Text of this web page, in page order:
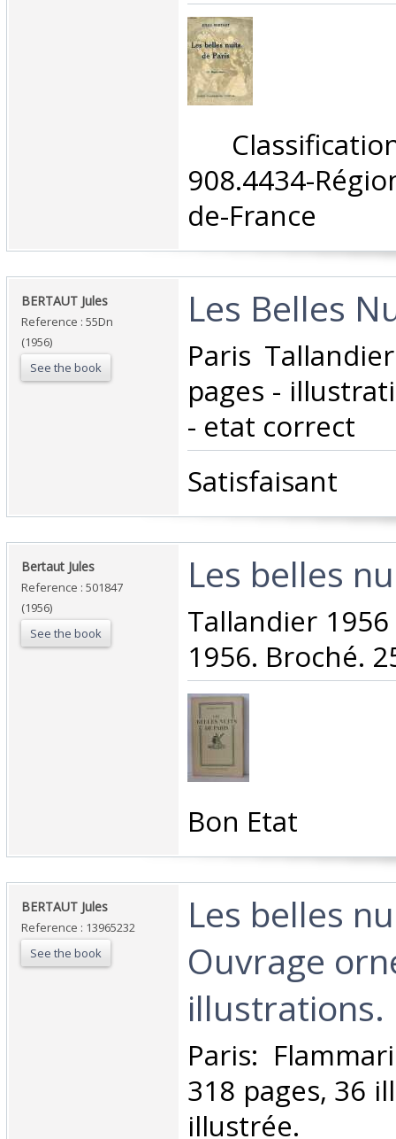
908.4434-
de-France‎
‎BERTAUT Jules‎
Reference : 55Dn
(1956)
See the book
‎Les Belles
‎Paris
pages -
- etat correct‎
‎Satisfaisant ‎
‎Bertaut Jules‎
Reference : 501847
(1956)
See the book
‎Les belles
‎Tallandier
1956. Broché.
‎Bon Etat‎
‎BERTAUT Jules‎
Reference : 13965232
See the book
‎Les belles
Ouvrage
illustrations.‎
‎Paris:
318 pages, 36
illustrée.‎